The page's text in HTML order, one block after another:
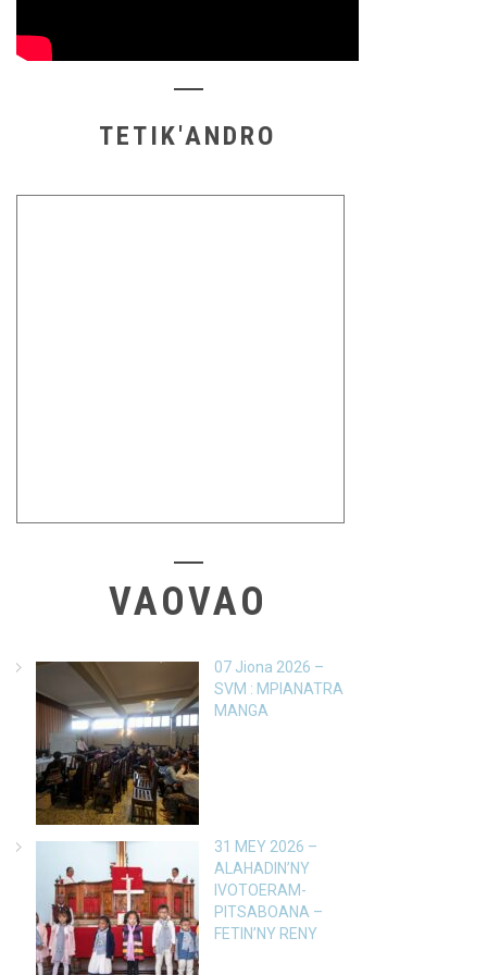
TETIK'ANDRO
VAOVAO
07 Jiona 2026 –
SVM : MPIANATRA
MANGA
31 MEY 2026 –
ALAHADIN’NY
IVOTOERAM-
PITSABOANA –
FETIN’NY RENY